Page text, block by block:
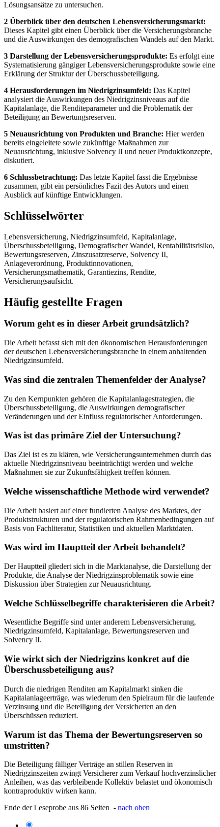
Lösungsansätze zu untersuchen.
2 Überblick über den deutschen Lebensversicherungsmarkt:
Dieses Kapitel gibt einen Überblick über die Versicherungsbranche
und die Auswirkungen des demografischen Wandels auf den Markt.
3 Darstellung der Lebensversicherungsprodukte: Es erfolgt eine
Systematisierung gängiger Lebensversicherungsprodukte sowie eine
Erklärung der Struktur der Überschussbeteiligung.
4 Herausforderungen im Niedrigzinsumfeld: Das Kapitel
analysiert die Auswirkungen des Niedrigzinsniveaus auf die
Kapitalanlage, die Renditeparameter und die Problematik der
Beteiligung an Bewertungsreserven.
5 Neuausrichtung von Produkten und Branche: Hier werden
bereits eingeleitete sowie zukünftige Maßnahmen zur
Neuausrichtung, inklusive Solvency II und neuer Produktkonzepte,
diskutiert.
6 Schlussbetrachtung: Das letzte Kapitel fasst die Ergebnisse
zusammen, gibt ein persönliches Fazit des Autors und einen
Ausblick auf künftige Entwicklungen.
Schlüsselwörter
Lebensversicherung, Niedrigzinsumfeld, Kapitalanlage,
Überschussbeteiligung, Demografischer Wandel, Rentabilitätsrisiko,
Bewertungsreserven, Zinszusatzreserve, Solvency II,
Anlageverordnung, Produktinnovationen,
Versicherungsmathematik, Garantiezins, Rendite,
Versicherungsaufsicht.
Häufig gestellte Fragen
Worum geht es in dieser Arbeit grundsätzlich?
Die Arbeit befasst sich mit den ökonomischen Herausforderungen
der deutschen Lebensversicherungsbranche in einem anhaltenden
Niedrigzinsumfeld.
Was sind die zentralen Themenfelder der Analyse?
Zu den Kernpunkten gehören die Kapitalanlagestrategien, die
Überschussbeteiligung, die Auswirkungen demografischer
Veränderungen und der Einfluss regulatorischer Anforderungen.
Was ist das primäre Ziel der Untersuchung?
Das Ziel ist es zu klären, wie Versicherungsunternehmen durch das
aktuelle Niedrigzinsniveau beeinträchtigt werden und welche
Maßnahmen sie zur Zukunftsfähigkeit treffen können.
Welche wissenschaftliche Methode wird verwendet?
Die Arbeit basiert auf einer fundierten Analyse des Marktes, der
Produktstrukturen und der regulatorischen Rahmenbedingungen auf
Basis von Fachliteratur, Statistiken und aktuellen Marktdaten.
Was wird im Hauptteil der Arbeit behandelt?
Der Hauptteil gliedert sich in die Marktanalyse, die Darstellung der
Produkte, die Analyse der Niedrigzinsproblematik sowie eine
Diskussion über Strategien zur Neuausrichtung.
Welche Schlüsselbegriffe charakterisieren die Arbeit?
Wesentliche Begriffe sind unter anderem Lebensversicherung,
Niedrigzinsumfeld, Kapitalanlage, Bewertungsreserven und
Solvency II.
Wie wirkt sich der Niedrigzins konkret auf die
Überschussbeteiligung aus?
Durch die niedrigen Renditen am Kapitalmarkt sinken die
Kapitalanlageerträge, was wiederum den Spielraum für die laufende
Verzinsung und die Beteiligung der Versicherten an den
Überschüssen reduziert.
Warum ist das Thema der Bewertungsreserven so
umstritten?
Die Beteiligung fälliger Verträge an stillen Reserven in
Niedrigzinszeiten zwingt Versicherer zum Verkauf hochverzinslicher
Anleihen, was das verbleibende Kollektiv belastet und ökonomisch
kontraproduktiv wirken kann.
Ende der Leseprobe aus 86 Seiten - nach oben